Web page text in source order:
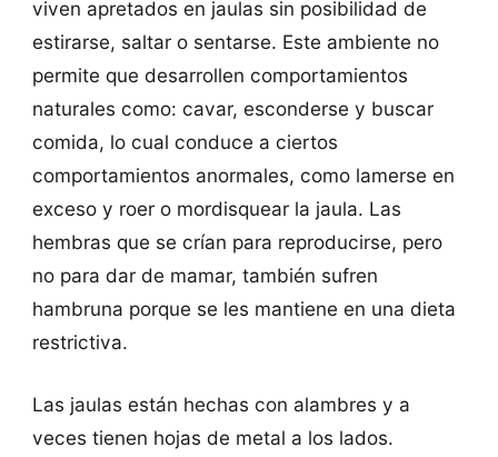
viven apretados en jaulas sin posibilidad de
estirarse, saltar o sentarse. Este ambiente no
permite que desarrollen comportamientos
naturales como: cavar, esconderse y buscar
comida, lo cual conduce a ciertos
comportamientos anormales, como lamerse en
exceso y roer o mordisquear la jaula. Las
hembras que se crían para reproducirse, pero
no para dar de mamar, también sufren
hambruna porque se les mantiene en una dieta
restrictiva.
Las jaulas están hechas con alambres y a
veces tienen hojas de metal a los lados.